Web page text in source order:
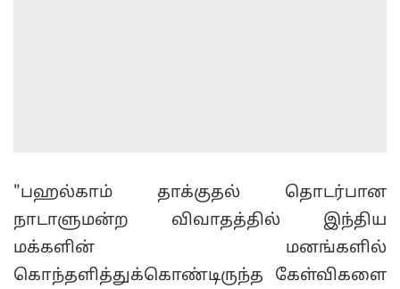
"பஹல்காம் தாக்குதல் தொடர்பான
நாடாளுமன்ற விவாதத்தில் இந்திய
மக்களின் மனங்களில்
கொந்தளித்துக்கொண்டிருந்த கேள்விகளை